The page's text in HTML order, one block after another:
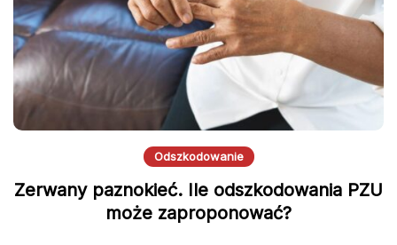
Odszkodowanie
Zerwany paznokieć. Ile odszkodowania PZU
może zaproponować?